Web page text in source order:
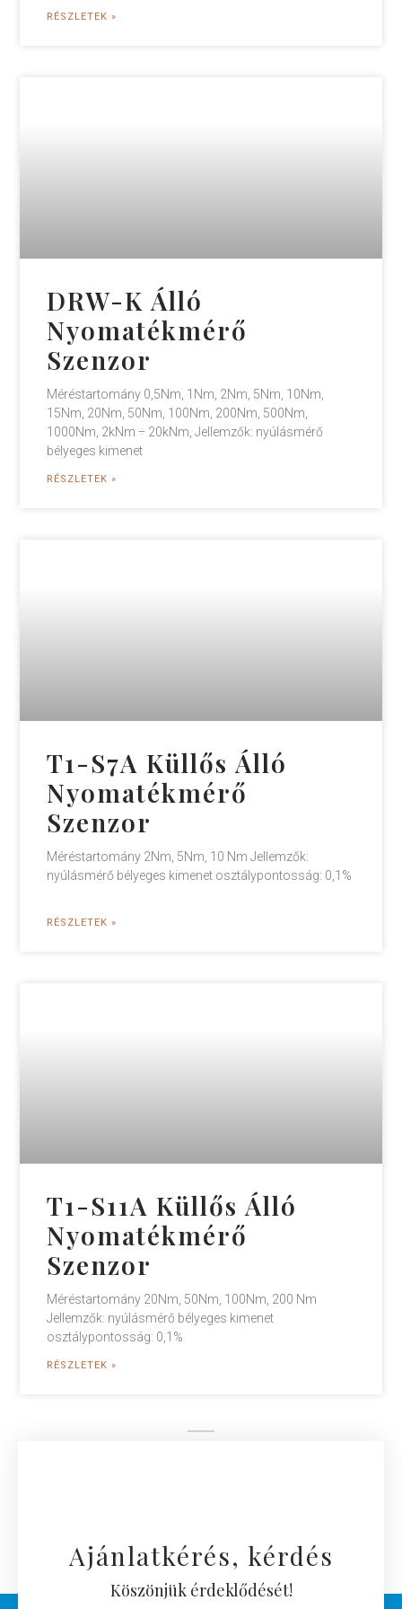
RÉSZLETEK »
DRW-K Álló
Nyomatékmérő
Szenzor
Méréstartomány 0,5Nm, 1Nm, 2Nm, 5Nm, 10Nm,
15Nm, 20Nm, 50Nm, 100Nm, 200Nm, 500Nm,
1000Nm, 2kNm ÷ 20kNm, Jellemzők: nyúlásmérő
bélyeges kimenet
RÉSZLETEK »
T1-S7A Küllős Álló
Nyomatékmérő
Szenzor
Méréstartomány 2Nm, 5Nm, 10 Nm Jellemzők:
nyúlásmérő bélyeges kimenet osztálypontosság: 0,1%
RÉSZLETEK »
T1-S11A Küllős Álló
Nyomatékmérő
Szenzor
Méréstartomány 20Nm, 50Nm, 100Nm, 200 Nm
Jellemzők: nyúlásmérő bélyeges kimenet
osztálypontosság: 0,1%
RÉSZLETEK »
Ajánlatkérés, kérdés
Köszönjük érdeklődését!